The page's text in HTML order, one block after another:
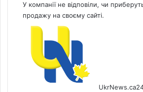
У компанії не відповіли, чи
продажу на своєму сайті.
UkrNews.ca